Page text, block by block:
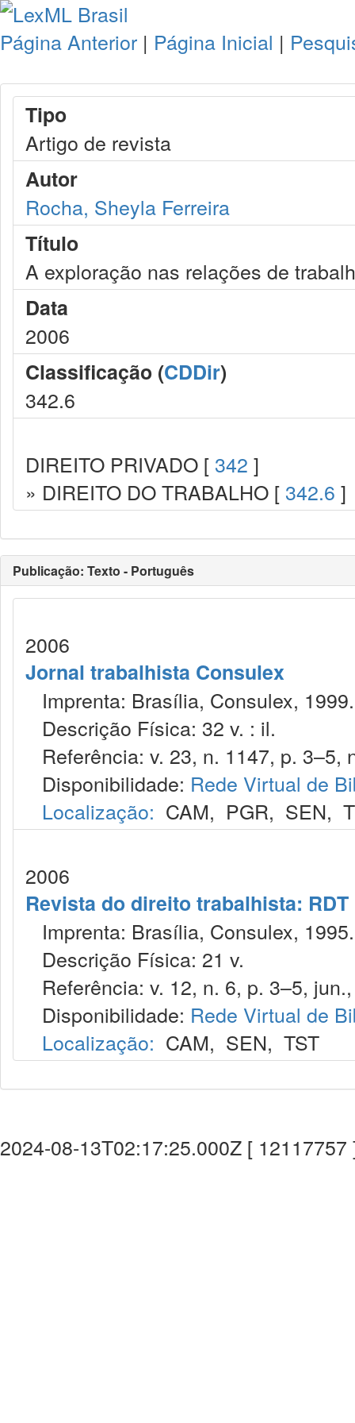
Página Anterior | Página Inicial |
Tipo
Artigo de revista
Autor
Rocha, Sheyla Ferreira
Título
A exploração nas relações de
Data
2006
Classificação (CDDir)
342.6
DIREITO PRIVADO [ 342 ]
» DIREITO DO TRABALHO [ 342.6 ]
Publicação: Texto - Português
2006
Jornal trabalhista Consulex
Imprenta: Brasília, Consulex, 1999.
Descrição Física: 32 v. : il.
Referência: v. 23, n. 1147, p. 3–5,
Disponibilidade: Rede Virtual de
Localização: CAM, PGR, SEN,
2006
Revista do direito trabalhista: RDT
Imprenta: Brasília, Consulex, 1995.
Descrição Física: 21 v.
Referência: v. 12, n. 6, p. 3–5,
Disponibilidade: Rede Virtual de
Localização: CAM, SEN, TST
2024-08-13T02:17:25.000Z [ 12117757